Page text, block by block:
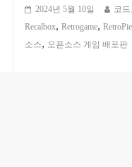
2024년 5월 10일 코
Recalbox, Retrogame, RetroPie
소스, 오픈소스 게임 배포판